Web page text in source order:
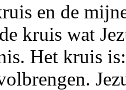
en de
kruis wat
Het kruis